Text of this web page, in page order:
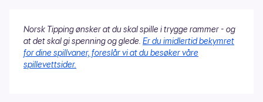
Norsk Tipping ønsker at du skal spille i trygge rammer - og
at det skal gi spenning og glede. Er du imidlertid bekymret
for dine spillvaner, foreslår vi at du besøker våre
spillevettsider.